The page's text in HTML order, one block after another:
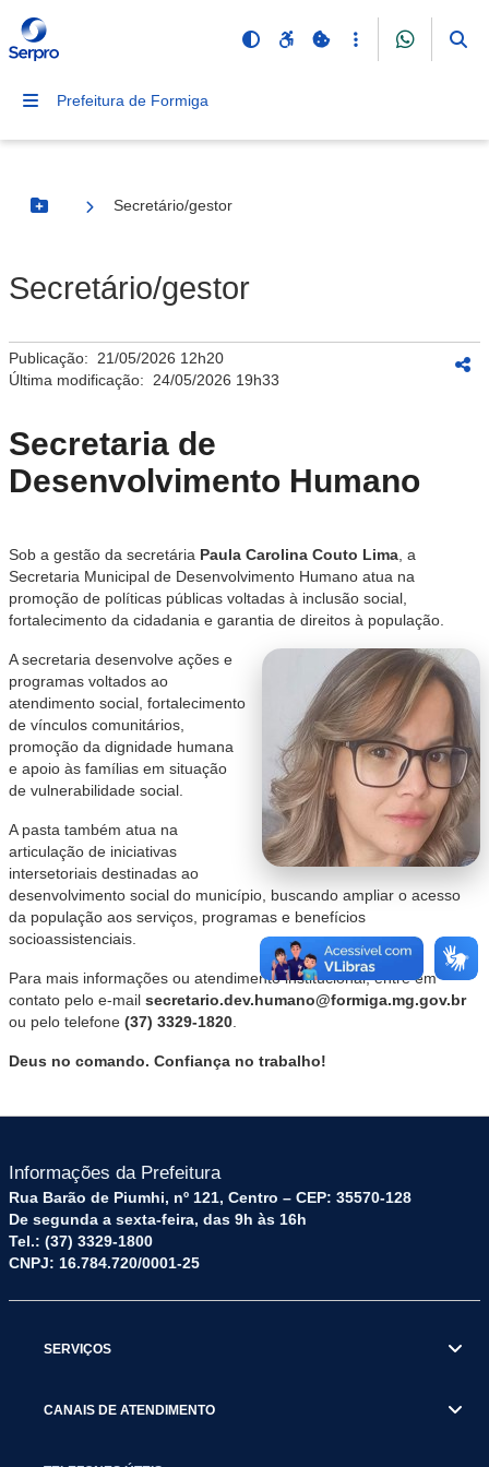
Prefeitura de Formiga
Botão Menu
Secretário/gestor
Secretário/gestor
Publicação: 21/05/2026 12h20
Última modificação: 24/05/2026 19h33
Secretaria de
Desenvolvimento Humano
Sob a gestão da secretária Paula Carolina Couto Lima , a
Secretaria Municipal de Desenvolvimento Humano atua na
promoção de políticas públicas voltadas à inclusão social,
fortalecimento da cidadania e garantia de direitos à população.
A secretaria desenvolve ações e
programas voltados ao
atendimento social, fortalecimento
de vínculos comunitários,
promoção da dignidade humana
e apoio às famílias em situação
de vulnerabilidade social.
A pasta também atua na
articulação de iniciativas
intersetoriais destinadas ao
desenvolvimento social do município, buscando ampliar o acesso
da população aos serviços, programas e benefícios
socioassistenciais.
Para mais informações ou atendimento institucional, entre em
contato pelo e-mail secretario.dev.humano@formiga.mg.gov.br
ou pelo telefone (37) 3329-1820
Deus no comando. Confiança no trabalho!
Informações da Prefeitura
Rua Barão de Piumhi, nº 121, Centro – CEP: 35570-128
De segunda a sexta-feira, das 9h às 16h
Tel.: (37) 3329-1800
CNPJ: 16.784.720/0001-25
SERVIÇOS
CANAIS DE ATENDIMENTO